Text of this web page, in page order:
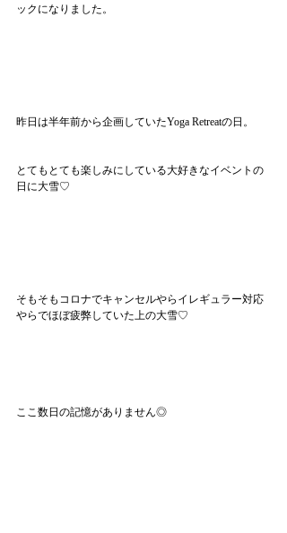
ックになりました。
昨日は半年前から企画していたYoga Retreatの日。
とてもとても楽しみにしている大好きなイベントの
日に大雪♡
そもそもコロナでキャンセルやらイレギュラー対応
やらでほぼ疲弊していた上の大雪♡
ここ数日の記憶がありません◎